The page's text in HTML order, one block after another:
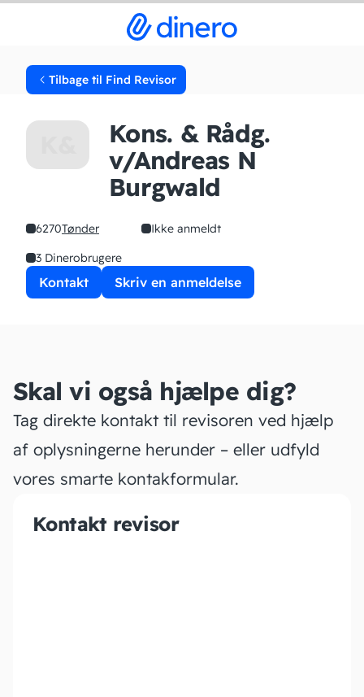
Tilbage til Find Revisor
Kons. & Rådg.
v/Andreas N
Burgwald
6270Tønder
Ikke anmeldt
3 Dinerobrugere
Kontakt Skriv en anmeldelse
Skal vi også hjælpe dig?
Tag direkte kontakt til revisoren ved hjælp
af oplysningerne herunder – eller udfyld
vores smarte kontakformular.
Kontakt revisor